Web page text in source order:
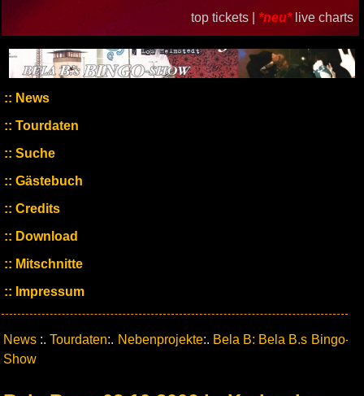
top tickets | *neu* live charts
News
Tourdaten
Suche
Gästebuch
Credits
Download
Mitschnitte
Impressum
News :.Tourdaten:. Nebenprojekte:. Bela B: Bela B.s Bingo-
Show